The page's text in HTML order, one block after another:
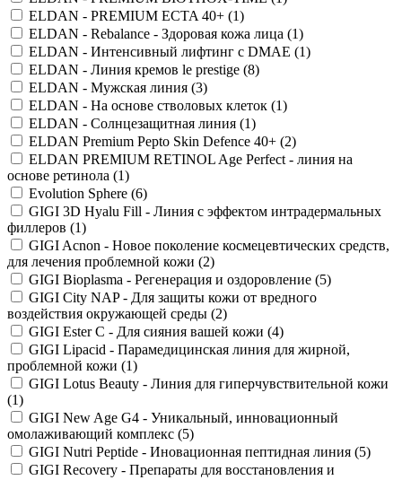
ELDAN - PREMIUM ECTA 40+ (1)
ELDAN - Rebalance - Здоровая кожа лица (1)
ELDAN - Интенсивный лифтинг с DMAE (1)
ELDAN - Линия кремов le prestige (8)
ELDAN - Мужская линия (3)
ELDAN - На основе стволовых клеток (1)
ELDAN - Солнцезащитная линия (1)
ELDAN Premium Pepto Skin Defence 40+ (2)
ELDAN PREMIUM RETINOL Age Perfect - линия на
основе ретинола (1)
Evolution Sphere (6)
GIGI 3D Hyalu Fill - Линия с эффектом интрадермальных
филлеров (1)
GIGI Acnon - Новое поколение космецевтических средств,
для лечения проблемной кожи (2)
GIGI Bioplasma - Регенерация и оздоровление (5)
GIGI City NAP - Для защиты кожи от вредного
воздействия окружающей среды (2)
GIGI Ester C - Для сияния вашей кожи (4)
GIGI Lipacid - Парамедицинская линия для жирной,
проблемной кожи (1)
GIGI Lotus Beauty - Линия для гиперчувствительной кожи
(1)
GIGI New Age G4 - Уникальный, инновационный
омолаживающий комплекс (5)
GIGI Nutri Peptide - Иновационная пептидная линия (5)
GIGI Recovery - Препараты для восстановления и